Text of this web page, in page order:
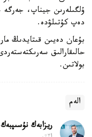
دەپ كۇتىلۋدە.
بۇعان دەيىن قىتايدىڭ
حالىقارالىق
بولاتىن.
الەم
ريزابەك